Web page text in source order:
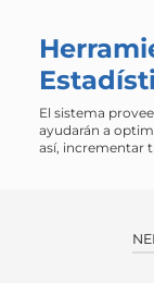
El sistema
ayudarán a
así, incrementar